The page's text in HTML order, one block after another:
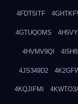
4FDT5ITF
4GTUQOMS
4HVMV9QI
4JS349D2
4KQJIFMI